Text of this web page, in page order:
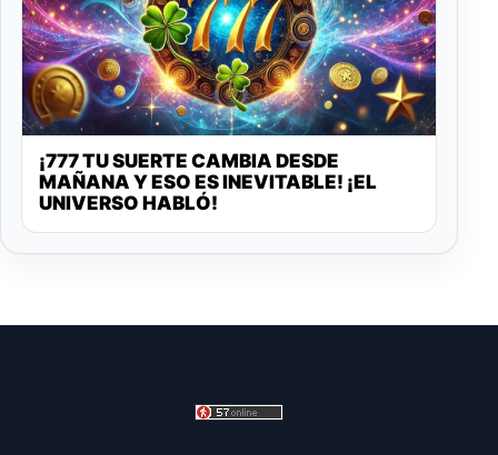
¡777 TU SUERTE CAMBIA DESDE
MAÑANA Y ESO ES INEVITABLE! ¡EL
UNIVERSO HABLÓ!